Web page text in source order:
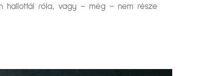
hallottál róla, vagy – még – nem része